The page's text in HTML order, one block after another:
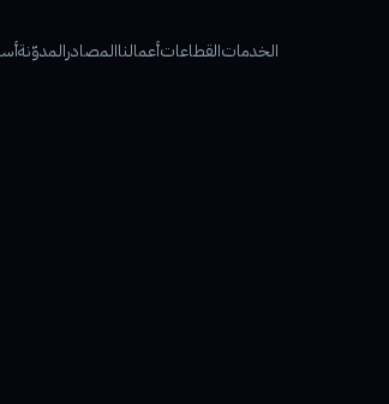
الخدماتالقطاعاتأعمالناالمصادرالمدوّنة